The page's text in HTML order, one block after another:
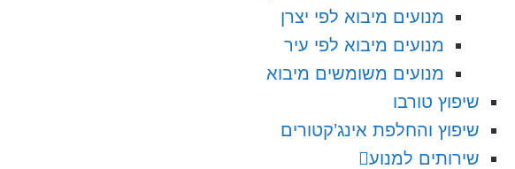
מנועים מיבוא לפי יצרן
מנועים מיבוא לפי עיר
מנועים משומשים מיבוא
שיפוץ טורבו
שיפוץ והחלפת אינג’קטורים
שירותים למנוע